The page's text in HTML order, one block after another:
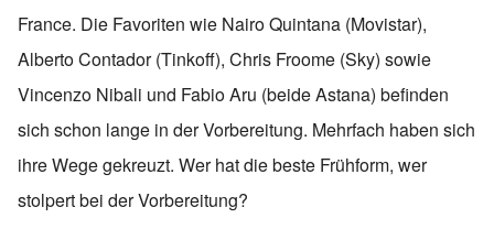
France. Die Favoriten wie Nairo Quintana (Movistar),
Alberto Contador (Tinkoff), Chris Froome (Sky) sowie
Vincenzo Nibali und Fabio Aru (beide Astana) befinden
sich schon lange in der Vorbereitung. Mehrfach haben sich
ihre Wege gekreuzt. Wer hat die beste Frühform, wer
stolpert bei der Vorbereitung?